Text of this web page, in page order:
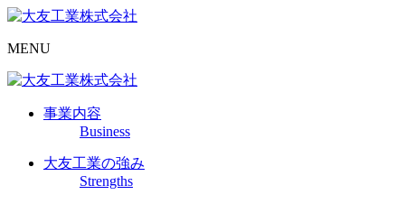
MENU
事業内容
Business
大友工業の強み
Strengths